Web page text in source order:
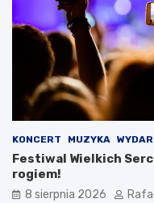
KONCERT MUZYKA
Festiwal Wielkich
rogiem!
8 sierpnia 2026